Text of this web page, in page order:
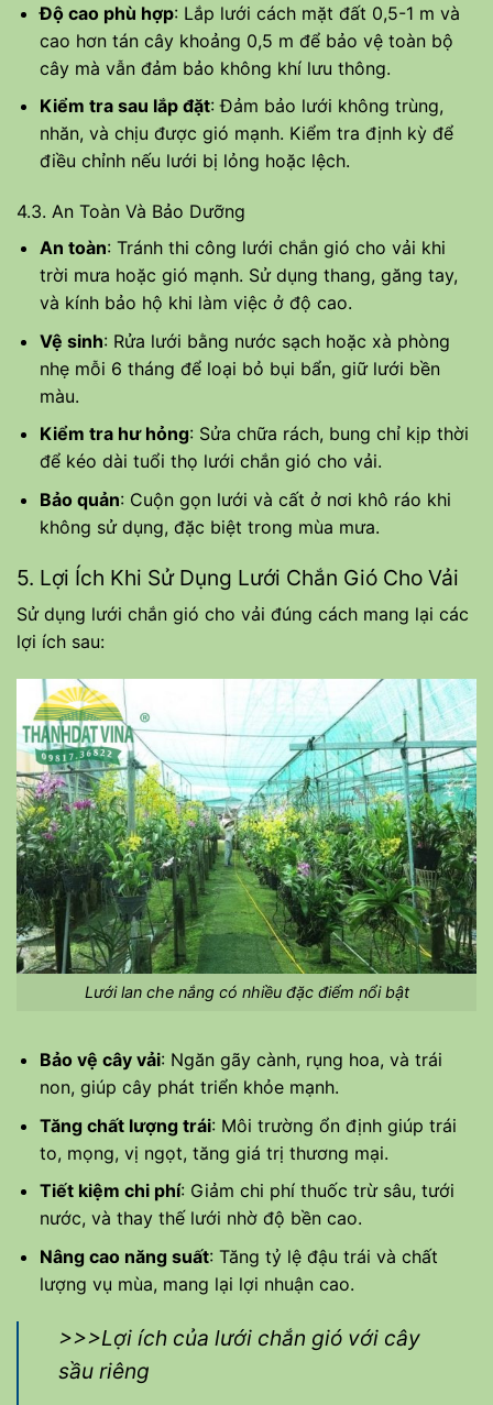
Độ cao phù hợp: Lắp lưới cách mặt đất 0,5-1 m và
cao hơn tán cây khoảng 0,5 m để bảo vệ toàn bộ
cây mà vẫn đảm bảo không khí lưu thông.
Kiểm tra sau lắp đặt: Đảm bảo lưới không trùng,
nhăn, và chịu được gió mạnh. Kiểm tra định kỳ để
điều chỉnh nếu lưới bị lỏng hoặc lệch.
4.3. An Toàn Và Bảo Dưỡng
An toàn: Tránh thi công lưới chắn gió cho vải khi
trời mưa hoặc gió mạnh. Sử dụng thang, găng tay,
và kính bảo hộ khi làm việc ở độ cao.
Vệ sinh: Rửa lưới bằng nước sạch hoặc xà phòng
nhẹ mỗi 6 tháng để loại bỏ bụi bẩn, giữ lưới bền
màu.
Kiểm tra hư hỏng: Sửa chữa rách, bung chỉ kịp thời
để kéo dài tuổi thọ lưới chắn gió cho vải.
Bảo quản: Cuộn gọn lưới và cất ở nơi khô ráo khi
không sử dụng, đặc biệt trong mùa mưa.
5. Lợi Ích Khi Sử Dụng Lưới Chắn Gió Cho Vải
Sử dụng lưới chắn gió cho vải đúng cách mang lại các
lợi ích sau:
Lưới lan che nắng có nhiều đặc điểm nổi bật
Bảo vệ cây vải: Ngăn gãy cành, rụng hoa, và trái
non, giúp cây phát triển khỏe mạnh.
Tăng chất lượng trái: Môi trường ổn định giúp trái
to, mọng, vị ngọt, tăng giá trị thương mại.
Tiết kiệm chi phí: Giảm chi phí thuốc trừ sâu, tưới
nước, và thay thế lưới nhờ độ bền cao.
Nâng cao năng suất: Tăng tỷ lệ đậu trái và chất
lượng vụ mùa, mang lại lợi nhuận cao.
>>>Lợi ích của lưới chắn gió với cây
sầu riêng